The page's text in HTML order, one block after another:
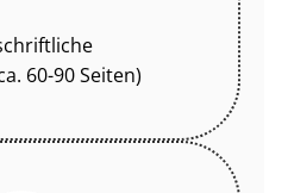
60-90 Seiten)